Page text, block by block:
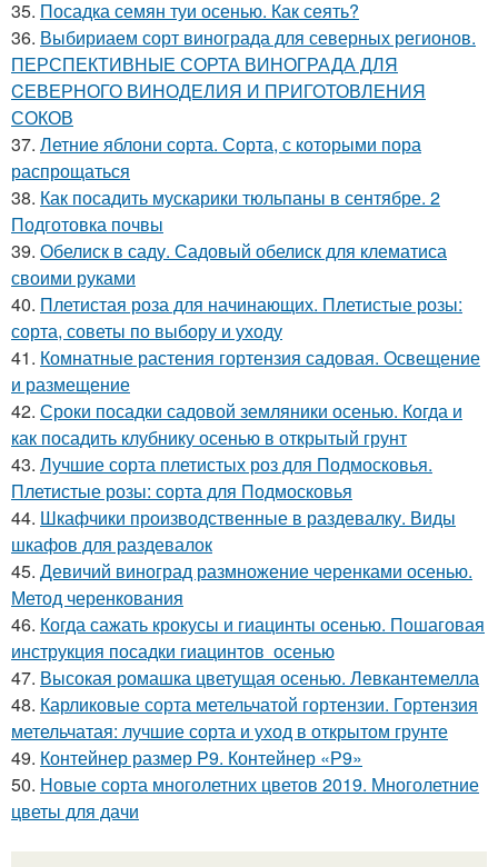
35. Посадка семян туи осенью. Как сеять?
36. Выбириаем сорт винограда для северных регионов.
ПЕРСПЕКТИВНЫЕ СОРТА ВИНОГРАДА ДЛЯ
CЕВЕРНОГО ВИНОДЕЛИЯ И ПРИГОТОВЛЕНИЯ
СОКОВ
37. Летние яблони сорта. Сорта, с которыми пора
распрощаться
38. Как посадить мускарики тюльпаны в сентябре. 2
Подготовка почвы
39. Обелиск в саду. Садовый обелиск для клематиса
своими руками
40. Плетистая роза для начинающих. Плетистые розы:
сорта, советы по выбору и уходу
41. Комнатные растения гортензия садовая. Освещение
и размещение
42. Сроки посадки садовой земляники осенью. Когда и
как посадить клубнику осенью в открытый грунт
43. Лучшие сорта плетистых роз для Подмосковья.
Плетистые розы: сорта для Подмосковья
44. Шкафчики производственные в раздевалку. Виды
шкафов для раздевалок
45. Девичий виноград размножение черенками осенью.
Метод черенкования
46. Когда сажать крокусы и гиацинты осенью. Пошаговая
инструкция посадки гиацинтов осенью
47. Высокая ромашка цветущая осенью. Левкантемелла
48. Карликовые сорта метельчатой гортензии. Гортензия
метельчатая: лучшие сорта и уход в открытом грунте
49. Контейнер размер P9. Контейнер «Р9»
50. Новые сорта многолетних цветов 2019. Многолетние
цветы для дачи